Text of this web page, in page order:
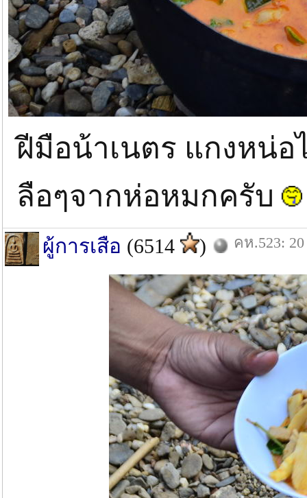
ฝีมือน้าเนตร แกงหน่อ
ลือๆจากห่อหมกครับ
ผู้การเสือ (6514 ) คห.523: